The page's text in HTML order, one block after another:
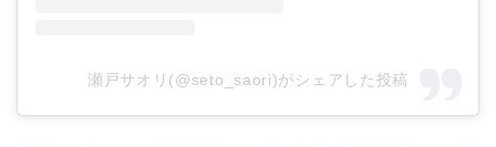
瀬戸サオリ(@seto_saori)がシェアした投稿